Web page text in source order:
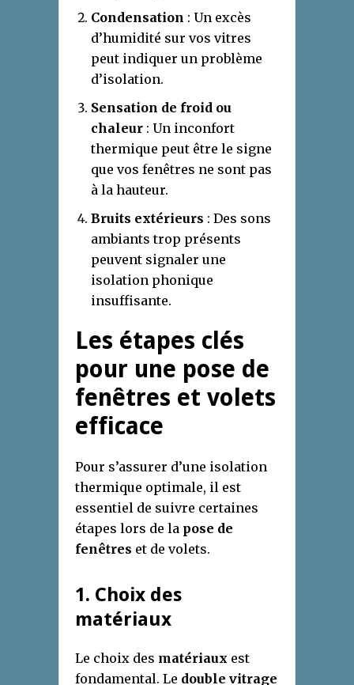
Condensation : Un excès
d’humidité sur vos vitres
peut indiquer un problème
d’isolation.
Sensation de froid ou
chaleur : Un inconfort
thermique peut être le signe
que vos fenêtres ne sont pas
à la hauteur.
Bruits extérieurs : Des sons
ambiants trop présents
peuvent signaler une
isolation phonique
insuffisante.
Les étapes clés
pour une pose de
fenêtres et volets
efficace
Pour s’assurer d’une isolation
thermique optimale, il est
essentiel de suivre certaines
étapes lors de la pose de
fenêtres et de volets.
1. Choix des
matériaux
Le choix des matériaux est
fondamental. Le double vitrage